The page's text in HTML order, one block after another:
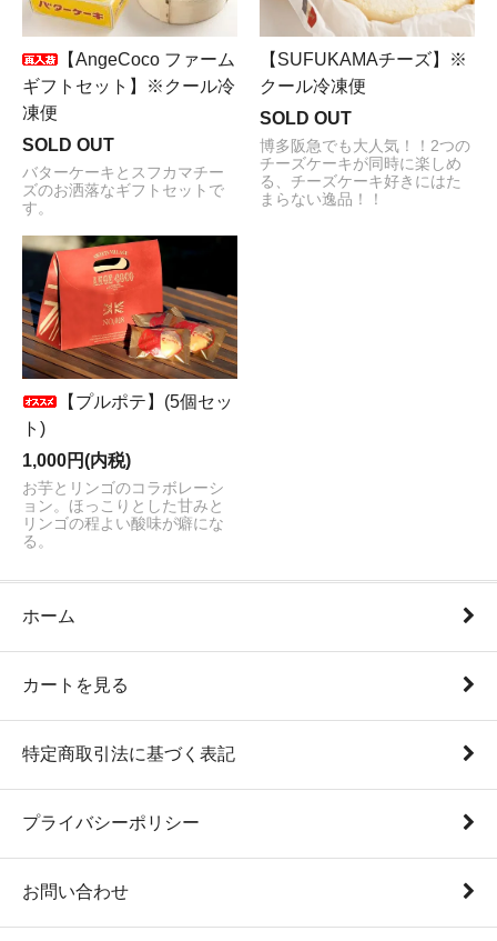
【AngeCoco ファーム
ギフトセット】※クール冷
凍便
SOLD OUT
バターケーキとスフカマチー
ズのお洒落なギフトセットで
す。
【SUFUKAMAチーズ】※
クール冷凍便
SOLD OUT
博多阪急でも大人気！！2つの
チーズケーキが同時に楽しめ
る、チーズケーキ好きにはた
まらない逸品！！
【プルポテ】(5個セッ
ト)
1,000円(内税)
お芋とリンゴのコラボレーシ
ョン。ほっこりとした甘みと
リンゴの程よい酸味が癖にな
る。
ホーム
カートを見る
特定商取引法に基づく表記
プライバシーポリシー
お問い合わせ